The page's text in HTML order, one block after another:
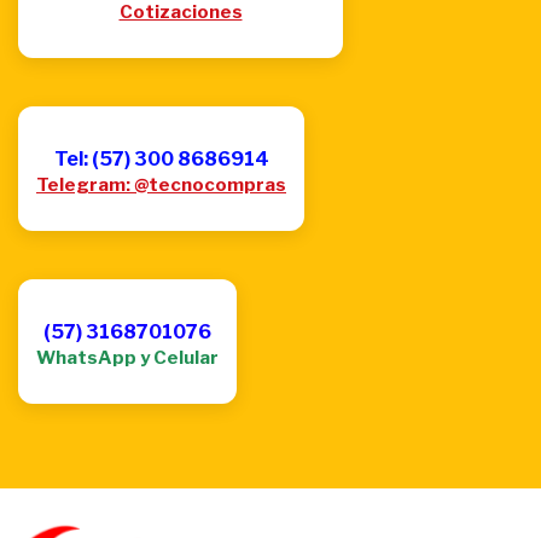
Cotizaciones
Tel: (57) 300 8686914
Telegram: @tecnocompras
(57) 3168701076
WhatsApp y Celular